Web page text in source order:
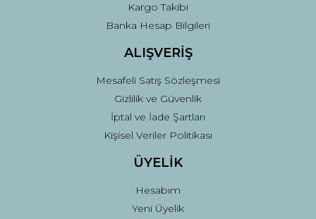
Gönder
Kargo Takibi
Banka Hesap Bilgileri
ALIŞVERİŞ
Mesafeli Satış Sözleşmesi
Gizlilik ve Güvenlik
İptal ve İade Şartları
Kişisel Veriler Politikası
ÜYELİK
Hesabım
Yeni Üyelik